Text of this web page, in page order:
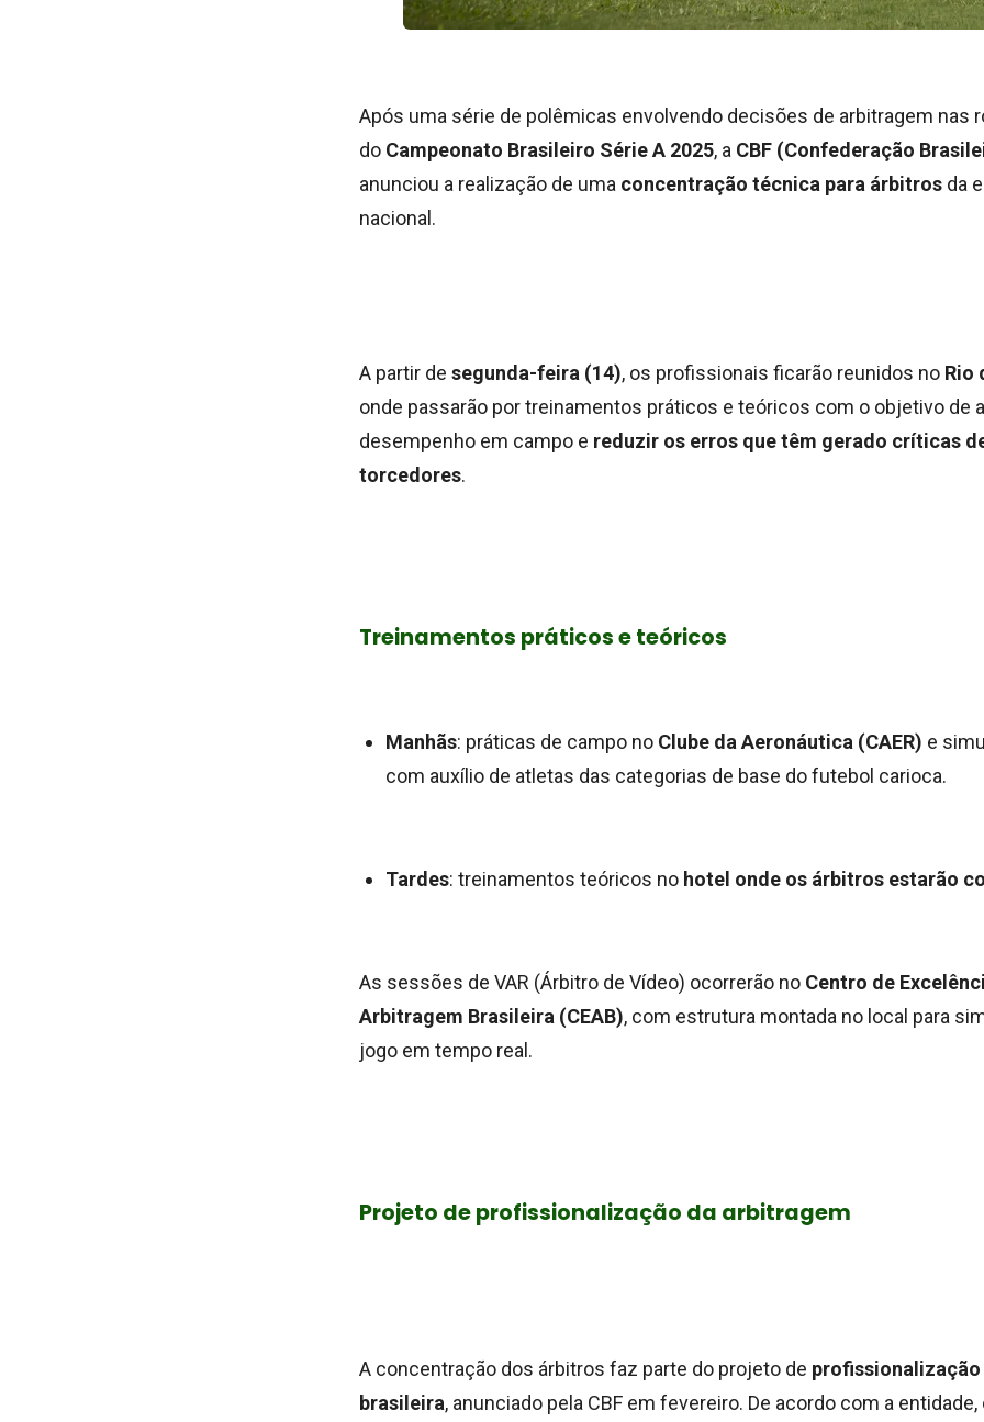
Após uma série de polêmicas envolvendo decisões de arbitragem nas
do Campeonato Brasileiro Série A 2025, a CBF (Confederação
anunciou a realização de uma concentração técnica para árbitros da
nacional.
A partir de segunda-feira (14), os profissionais ficarão reunidos no Rio
onde passarão por treinamentos práticos e teóricos com o objetivo de
desempenho em campo e reduzir os erros que têm gerado críticas
torcedores.
Treinamentos práticos e teóricos
Manhãs: práticas de campo no Clube da Aeronáutica (CAER) e
com auxílio de atletas das categorias de base do futebol carioca.
Tardes: treinamentos teóricos no hotel onde os árbitros estarão
As sessões de VAR (Árbitro de Vídeo) ocorrerão no Centro de
Arbitragem Brasileira (CEAB), com estrutura montada no local para
jogo em tempo real.
Projeto de profissionalização da arbitragem
A concentração dos árbitros faz parte do projeto de
brasileira, anunciado pela CBF em fevereiro. De acordo com a